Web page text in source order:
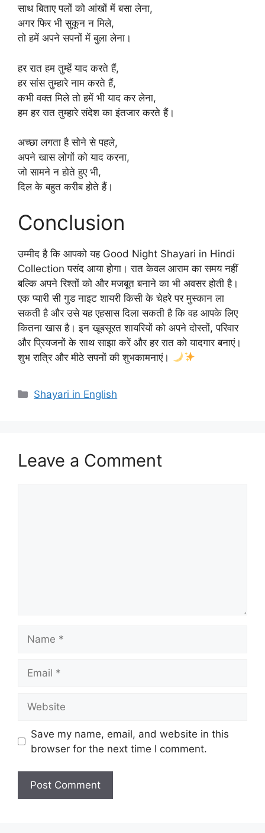
साथ बिताए पलों को आंखों में बसा लेना,
अगर फिर भी सुकून न मिले,
तो हमें अपने सपनों में बुला लेना।
हर रात हम तुम्हें याद करते हैं,
हर सांस तुम्हारे नाम करते हैं,
कभी वक्त मिले तो हमें भी याद कर लेना,
हम हर रात तुम्हारे संदेश का इंतजार करते हैं।
अच्छा लगता है सोने से पहले,
अपने खास लोगों को याद करना,
जो सामने न होते हुए भी,
दिल के बहुत करीब होते हैं।
Conclusion
उम्मीद है कि आपको यह Good Night Shayari in Hindi
Collection पसंद आया होगा। रात केवल आराम का समय नहीं
बल्कि अपने रिश्तों को और मजबूत बनाने का भी अवसर होती है।
एक प्यारी सी गुड नाइट शायरी किसी के चेहरे पर मुस्कान ला
सकती है और उसे यह एहसास दिला सकती है कि वह आपके लिए
कितना खास है। इन खूबसूरत शायरियों को अपने दोस्तों, परिवार
और प्रियजनों के साथ साझा करें और हर रात को यादगार बनाएं।
शुभ रात्रि और मीठे सपनों की शुभकामनाएं।
Categories
Shayari in English
Leave a Comment
Save my name, email, and website in this
browser for the next time I comment.